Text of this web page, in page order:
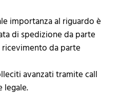
importanza al riguardo è
di spedizione da parte
da parte
avanzati tramite call
legale.